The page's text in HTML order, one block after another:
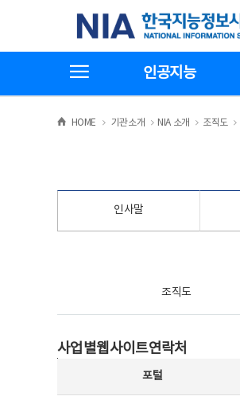
기
한국지능정보사회진흥원
인공지능
HOME >
기관소개 >NIA 소개 >
조직도
인사말
조직도
사업별웹사이트연락처
포털